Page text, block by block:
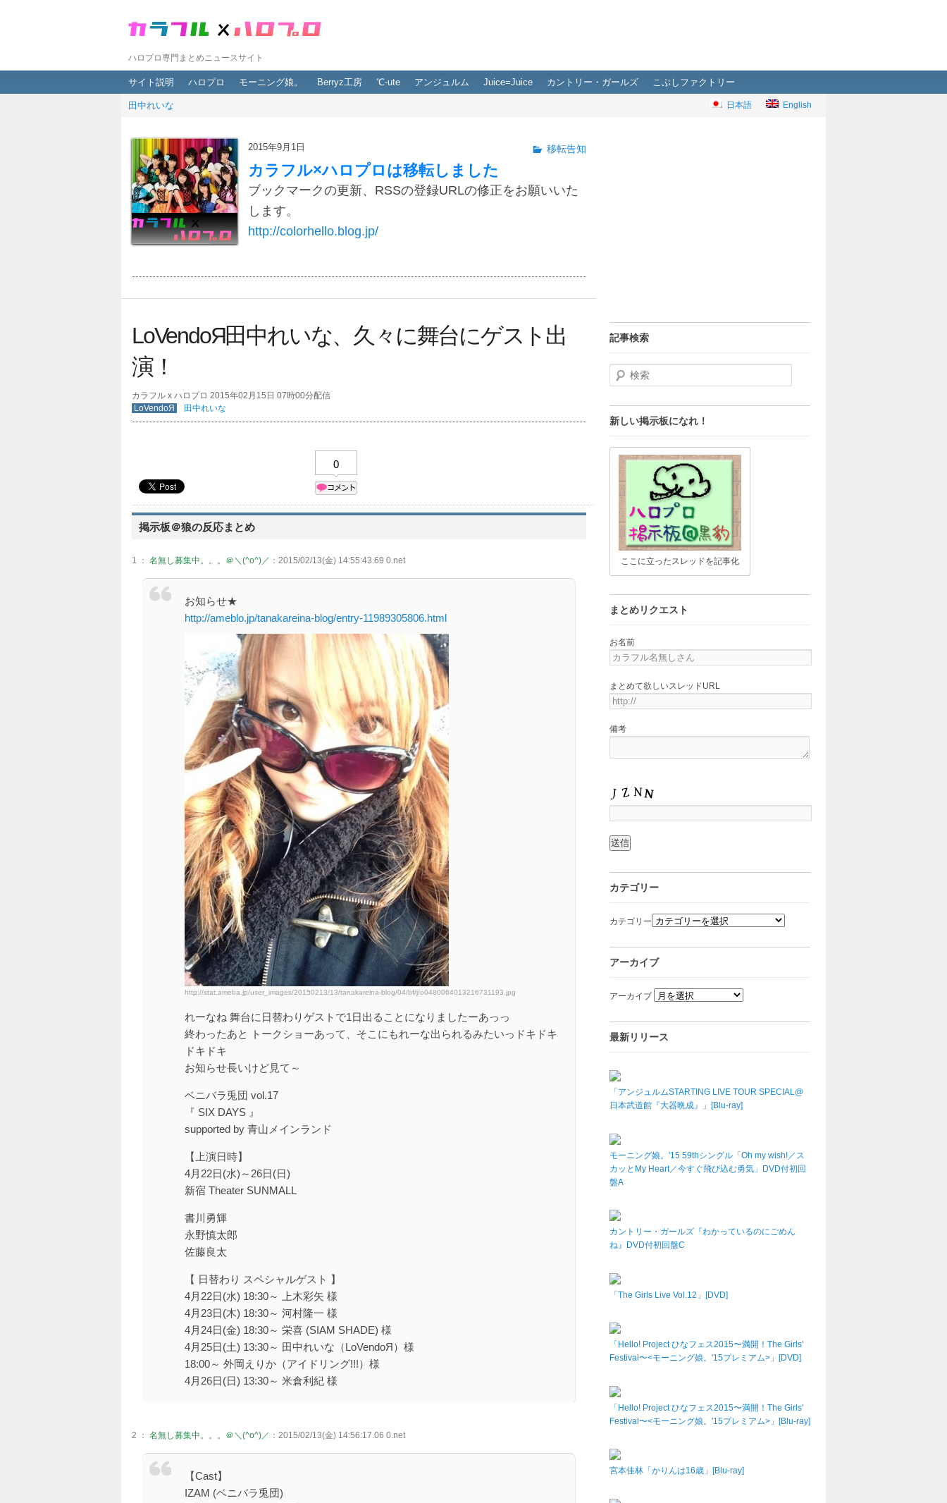
ハロプロ専門まとめニュースサイト
サイト説明 ハロプロ モーニング娘。 Berryz工房 ℃-ute アンジュルム Juice=Juice カントリー・ガールズ こぶしファクトリー
田中れいな 日本語 English
2015年9月1日 移転告知
カラフル×ハロプロは移転しました
ブックマークの更新、RSSの登録URLの修正をお願いいた
します。
http://colorhello.blog.jp/
LoVendoЯ田中れいな、久々に舞台にゲスト出
演！
カラフル x ハロプロ 2015年02月15日 07時00分配信
LoVendoЯ
田中れいな
0
掲示板＠狼の反応まとめ
1 ： 名無し募集中。。。＠＼(^o^)／ ：2015/02/13(金) 14:55:43.69 0.net
お知らせ★
http://ameblo.jp/tanakareina-blog/entry-11989305806.html
http://stat.ameba.jp/user_images/20150213/13/tanakareina-blog/04/bf/j/o0480064013216731193.jpg
れーなね 舞台に日替わりゲストで1日出ることになりましたーあっっ
終わったあと トークショーあって、そこにもれーな出られるみたいっドキドキ
ドキドキ
お知らせ長いけど見て～
ベニバラ兎団 vol.17
『 SIX DAYS 』
supported by 青山メインランド
【上演日時】
4月22日(水)～26日(日)
新宿 Theater SUNMALL
書川勇輝
永野慎太郎
佐藤良太
【 日替わり スペシャルゲスト 】
4月22日(水) 18:30～ 上木彩矢 様
4月23日(木) 18:30～ 河村隆一 様
4月24日(金) 18:30～ 栄喜 (SIAM SHADE) 様
4月25日(土) 13:30～ 田中れいな（LoVendoЯ）様
18:00～ 外岡えりか（アイドリング!!!）様
4月26日(日) 13:30～ 米倉利紀 様
2 ： 名無し募集中。。。＠＼(^o^)／ ：2015/02/13(金) 14:56:17.06 0.net
【Cast】
IZAM (ベニバラ兎団)
記事検索
検索
新しい掲示板になれ！
ここに立ったスレッドを記事化
まとめリクエスト
お名前
まとめて欲しいスレッドURL
備考
カテゴリー
カテゴリー
アーカイブ
アーカイブ
最新リリース
「アンジュルムSTARTING LIVE TOUR SPECIAL@
日本武道館『大器晩成』」[Blu-ray]
モーニング娘。'15 59thシングル「Oh my wish!／ス
カッとMy Heart／今すぐ飛び込む勇気」DVD付初回
盤A
カントリー・ガールズ『わかっているのにごめん
ね』DVD付初回盤C
「The Girls Live Vol.12」[DVD]
「Hello! Project ひなフェス2015〜満開！The Girls'
Festival〜<モーニング娘。'15プレミアム>」[DVD]
「Hello! Project ひなフェス2015〜満開！The Girls'
Festival〜<モーニング娘。'15プレミアム>」[Blu-ray]
宮本佳林「かりんは16歳」[Blu-ray]